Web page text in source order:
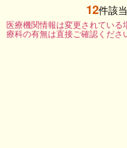
12件該当
医療機関情報は変更されてい
療科の有無は直接ご確認くださ